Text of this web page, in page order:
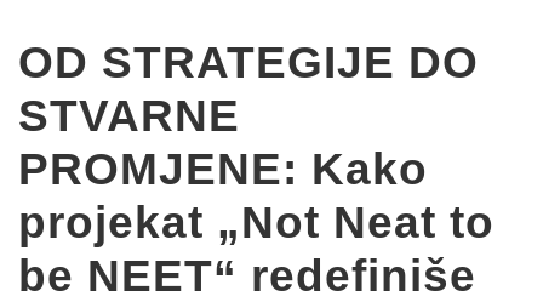
OD STRATEGIJE DO
STVARNE
PROMJENE: Kako
projekat „Not Neat to
be NEET“ redefiniše